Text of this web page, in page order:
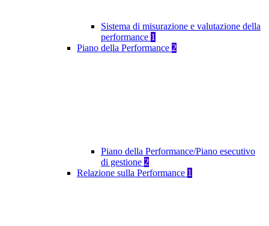
Sistema di misurazione e valutazione della
performance 1
Piano della Performance 2
Piano della Performance/Piano esecutivo
di gestione 2
Relazione sulla Performance 1